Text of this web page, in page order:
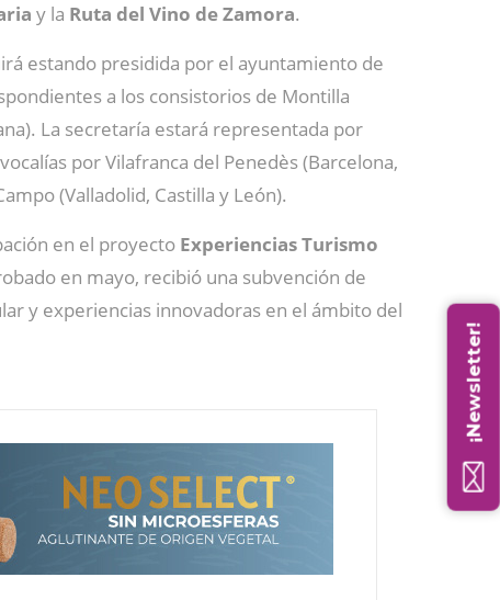
y la Ruta del Vino de Zamora.
estando presidida por el ayuntamiento de
a los consistorios de Montilla
La secretaría estará representada por
por Vilafranca del Penedès (Barcelona,
(Valladolid, Castilla y León).
en el proyecto Experiencias Turismo
en mayo, recibió una subvención de
y experiencias innovadoras en el ámbito del
¡Newsletter!